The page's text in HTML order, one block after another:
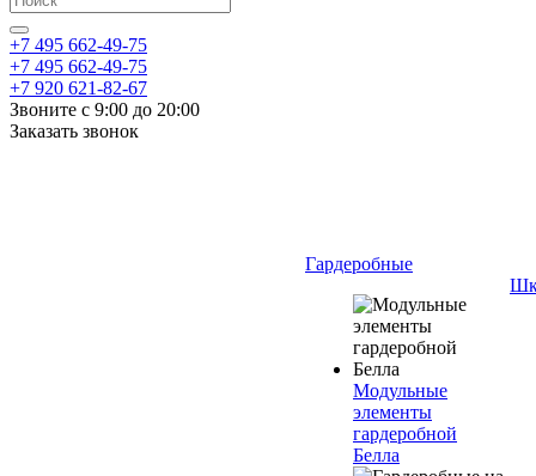
+7 495 662-49-75
+7 495 662-49-75
+7 920 621-82-67
Звоните с 9:00 до 20:00
Заказать звонок
Гардеробные
Модульные
элементы
гардеробной
Белла